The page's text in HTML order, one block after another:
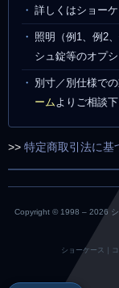
詳しくはショー
照明（例1、例2
シュ錠等のオプ
別寸／別仕様で
ームよりご相談下
>> 特定商取引法に基
Copyright © 1998 – 2026
ショーケース｜